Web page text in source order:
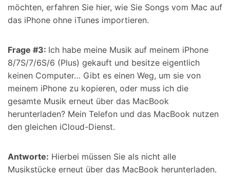
möchten, erfahren Sie hier, wie Sie Songs vom Mac auf
das iPhone ohne iTunes importieren.
Frage #3: Ich habe meine Musik auf meinem iPhone
8/7S/7/6S/6 (Plus) gekauft und besitze eigentlich
keinen Computer… Gibt es einen Weg, um sie von
meinem iPhone zu kopieren, oder muss ich die
gesamte Musik erneut über das MacBook
herunterladen? Mein Telefon und das MacBook nutzen
den gleichen iCloud-Dienst.
Antworte: Hierbei müssen Sie als nicht alle
Musikstücke erneut über das MacBook herunterladen.